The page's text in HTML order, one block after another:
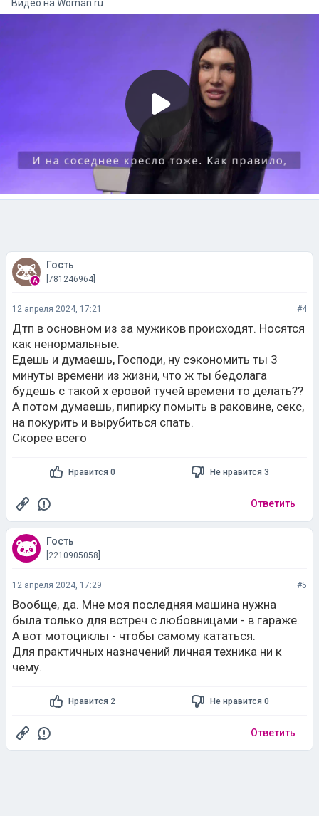
Видео на woman.ru
Гость
[781246964]
12 апреля 2024, 17:21 #4
Дтп в основном из за мужиков происходят. Носятся
как ненормальные.
Едешь и думаешь, Господи, ну сэкономить ты 3
минуты времени из жизни, что ж ты бедолага
будешь с такой х еровой тучей времени то делать??
А потом думаешь, пипирку помыть в раковине, секс,
на покурить и вырубиться спать.
Скорее всего
Нравится 0 Не нравится 3
Ответить
Гость
[2210905058]
12 апреля 2024, 17:29 #5
Вообще, да. Мне моя последняя машина нужна
была только для встреч с любовницами - в гараже.
А вот мотоциклы - чтобы самому кататься.
Для практичных назначений личная техника ни к
чему.
Нравится 2 Не нравится 0
Ответить